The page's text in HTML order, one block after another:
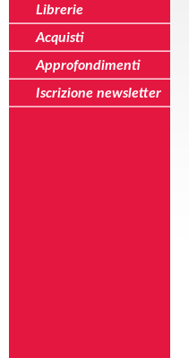
Librerie
Acquisti
Approfondimenti
Iscrizione newsletter